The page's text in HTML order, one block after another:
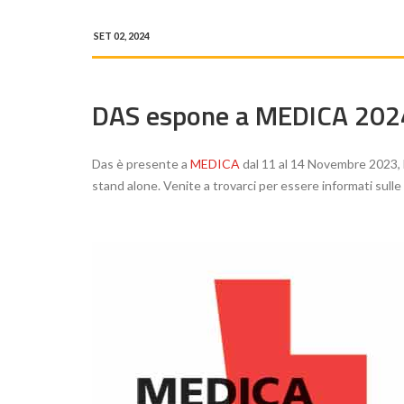
SET 02, 2024
DAS espone a MEDICA
Das è presente a MEDICA dal 11 al 14 Novembre
stand alone. Venite a trovarci per essere informati